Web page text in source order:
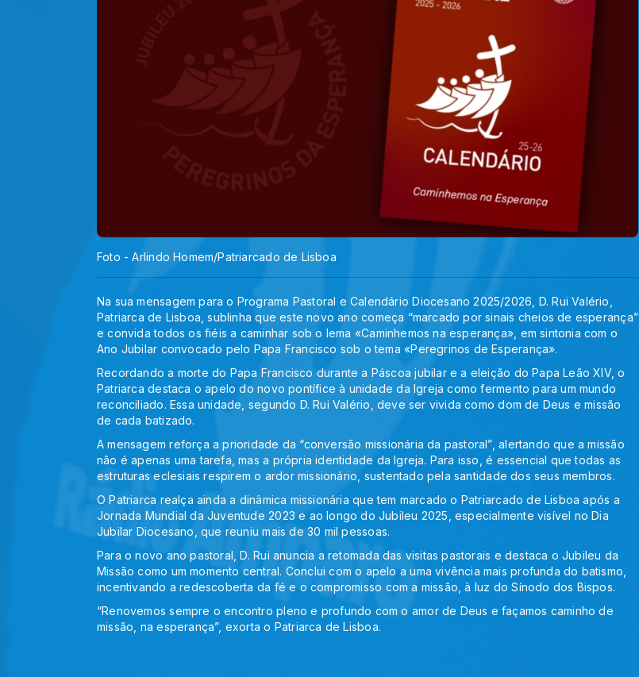
Foto - Arlindo Homem/Patriarcado de Lisboa
Na sua mensagem para o Programa Pastoral e Calendário Diocesano 2025/2026, D. Rui Valério,
Patriarca de Lisboa, sublinha que este novo ano começa “marcado por sinais cheios de esperança”
e convida todos os fiéis a caminhar sob o lema «Caminhemos na esperança», em sintonia com o
Ano Jubilar convocado pelo Papa Francisco sob o tema «Peregrinos de Esperança».
Recordando a morte do Papa Francisco durante a Páscoa jubilar e a eleição do Papa Leão XIV, o
Patriarca destaca o apelo do novo pontífice à unidade da Igreja como fermento para um mundo
reconciliado. Essa unidade, segundo D. Rui Valério, deve ser vivida como dom de Deus e missão
de cada batizado.
A mensagem reforça a prioridade da “conversão missionária da pastoral”, alertando que a missão
não é apenas uma tarefa, mas a própria identidade da Igreja. Para isso, é essencial que todas as
estruturas eclesiais respirem o ardor missionário, sustentado pela santidade dos seus membros.
O Patriarca realça ainda a dinâmica missionária que tem marcado o Patriarcado de Lisboa após a
Jornada Mundial da Juventude 2023 e ao longo do Jubileu 2025, especialmente visível no Dia
Jubilar Diocesano, que reuniu mais de 30 mil pessoas.
Para o novo ano pastoral, D. Rui anuncia a retomada das visitas pastorais e destaca o Jubileu da
Missão como um momento central. Conclui com o apelo a uma vivência mais profunda do batismo,
incentivando a redescoberta da fé e o compromisso com a missão, à luz do Sínodo dos Bispos.
“Renovemos sempre o encontro pleno e profundo com o amor de Deus e façamos caminho de
missão, na esperança”, exorta o Patriarca de Lisboa.